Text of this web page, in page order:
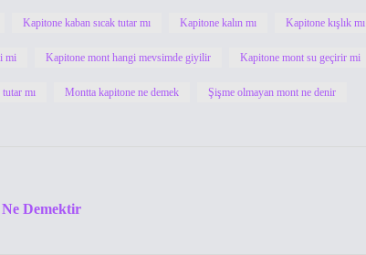
Kapitone kaban sıcak tutar mı Kapitone kalın mı Kapitone kışlık mı
mi Kapitone mont hangi mevsimde giyilir Kapitone mont su geçirir mi
tutar mı Montta kapitone ne demek Şişme olmayan mont ne denir
Demektir